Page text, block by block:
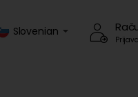
Slovenian